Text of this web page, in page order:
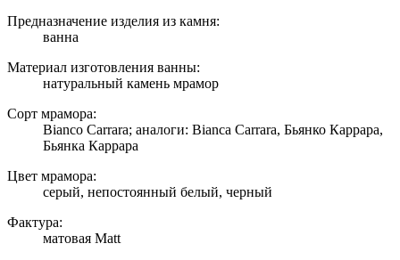
Предназначение изделия из камня:
ванна
Материал изготовления ванны:
натуральный камень мрамор
Сорт мрамора:
Bianco Carrara; аналоги: Bianca Carrara, Бьянко Каррара,
Бьянка Каррара
Цвет мрамора:
серый, непостоянный белый, черный
Фактура:
матовая Matt